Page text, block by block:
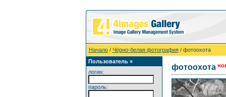
Начало/ Чёрно-белая фотография/ фотоохота
Пользователь »
логин:
пароль:
фотоохота